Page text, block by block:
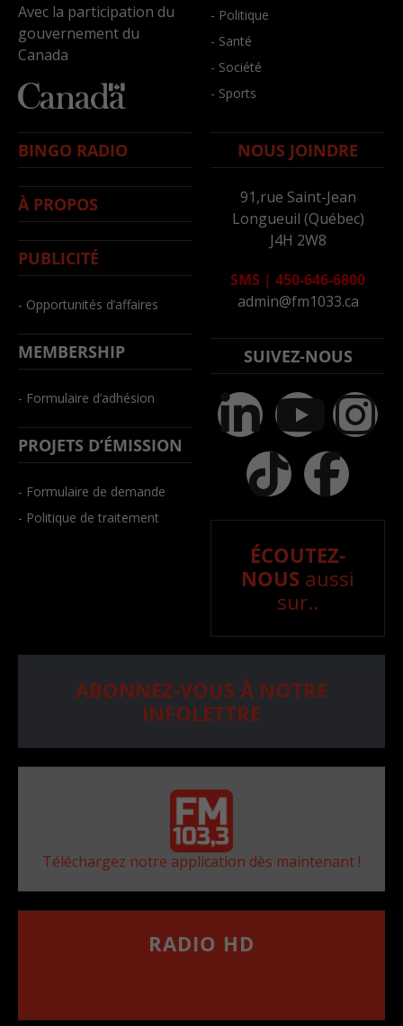
Avec la participation du
gouvernement du
Canada
- Politique
- Santé
- Société
- Sports
BINGO RADIO
À PROPOS
PUBLICITÉ
- Opportunités d’affaires
MEMBERSHIP
- Formulaire d’adhésion
PROJETS D’ÉMISSION
- Formulaire de demande
- Politique de traitement
NOUS JOINDRE
91,rue Saint-Jean
Longueuil (Québec)
J4H 2W8
SMS | 450-646-6800
admin@fm1033.ca
SUIVEZ-NOUS
ÉCOUTEZ-
NOUS aussi
sur..
ABONNEZ-VOUS À NOTRE
INFOLETTRE
Téléchargez notre application dès maintenant !
RADIO HD